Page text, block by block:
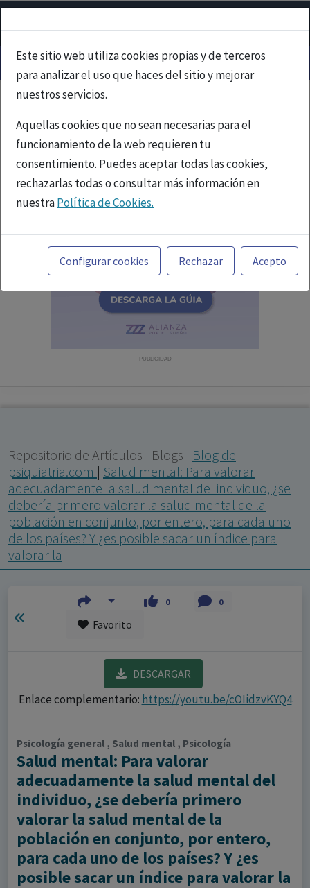
Este sitio web utiliza cookies propias y de terceros
para analizar el uso que haces del sitio y mejorar
nuestros servicios.
Aquellas cookies que no sean necesarias para el
funcionamiento de la web requieren tu
consentimiento. Puedes aceptar todas las cookies,
rechazarlas todas o consultar más información en
nuestraPolítica de Cookies.
Toda la información incluida en la Página Web está
referida a productos del mercado español y, por
tanto, dirigida a profesionales sanitarios legalmente
facultados para prescribir o dispensar medicamentos
con ejercicio profesional. La información técnica de los
fármacos se facilita a título meramente informativo,
Configurar cookies Rechazar Acepto
PUBLICIDAD
Repositorio de Artículos | Blogs | Blog de
psiquiatria.com | Salud mental: Para valorar
adecuadamente la salud mental del individuo, ¿se
debería primero valorar la salud mental de la
población en conjunto, por entero, para cada uno
de los países? Y ¿es posible sacar un índice para
valorar la
0 0
Favorito
DESCARGAR
Enlace complementario: https://youtu.be/cOIidzvKYQ4
Psicología general , Salud mental , Psicología
Salud mental: Para valorar
adecuadamente la salud mental del
individuo, ¿se debería primero
valorar la salud mental de la
población en conjunto, por entero,
para cada uno de los países? Y ¿es
posible sacar un índice para valorar la